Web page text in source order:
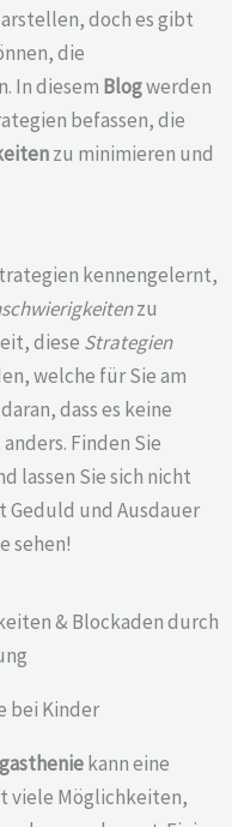
doch es gibt
die
In diesem Blogwerden
befassen, die
zu minimieren und
kennengelernt,
zu
diese Strategien
welche für Sie am
dass es keine
Finden Sie
lassen Sie sich nicht
Geduld und Ausdauer
sehen!
bei Kinder
kann eine
viele Möglichkeiten,